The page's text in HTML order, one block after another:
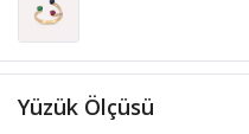
Yüzük Ölçüsü